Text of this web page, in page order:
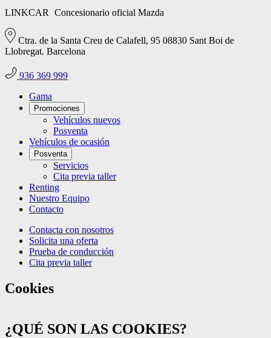
LINKCAR Concesionario oficial Mazda
Ctra. de la Santa Creu de Calafell, 95 08830 Sant Boi de
Llobregat. Barcelona
936 369 999
Gama
Promociones
Vehículos nuevos
Posventa
Vehículos de ocasión
Posventa
Servicios
Cita previa taller
Renting
Nuestro Equipo
Contacto
Contacta con nosotros
Solicita una oferta
Prueba de conducción
Cita previa taller
Cookies
¿QUÉ SON LAS COOKIES?